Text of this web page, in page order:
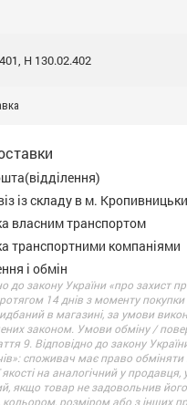
Н 130.02.402
із складу в м.
власним транспортом
транспортними компаніями
і обмін
до закону України «про захист
14 днів з моменту
в магазині, за умови
законом. Умови обміну /
9. Відповідно до закону
споживач має право
на аналогічний у продавця,
якщо товар не задовольнив
розміром або з інших